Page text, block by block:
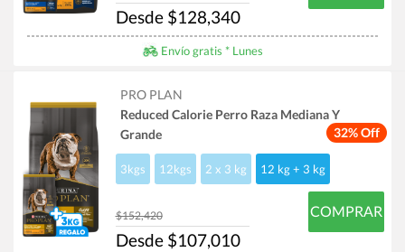
Desde $128,340
Envío gratis * Lunes
32% Off
PRO PLAN
Reduced Calorie Perro Raza Mediana Y
Grande
3kgs 12kgs 2 x 3 kg 12 kg + 3 kg
$152,420
Desde $107,010
COMPRAR